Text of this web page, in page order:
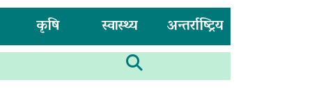
कृषि स्वास्थ्य अन्तर्राष्ट्रिय